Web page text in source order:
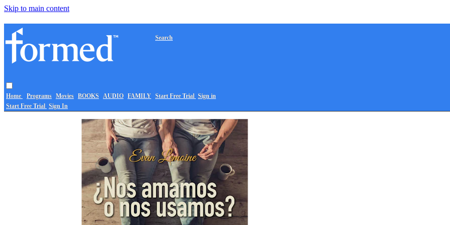
Skip to main content
Home Programs Movies BOOKS AUDIO FAMILY
Search
Start Free Trial Sign in
Start Free Trial Sign In